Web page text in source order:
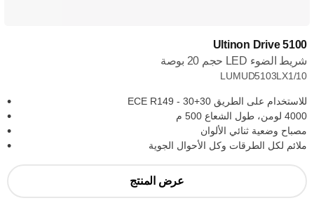
Ultinon Drive 5100
شريط الضوء LED حجم 20 بوصة
LUMUD5103LX1/10
للاستخدام على الطريق ECE R149 - 30+30
4000 لومن، طول الشعاع 500 م
مصباح وضعية ثنائي الألوان
ملائم لكل الطرقات وكل الأحوال الجوية
عرض المنتج